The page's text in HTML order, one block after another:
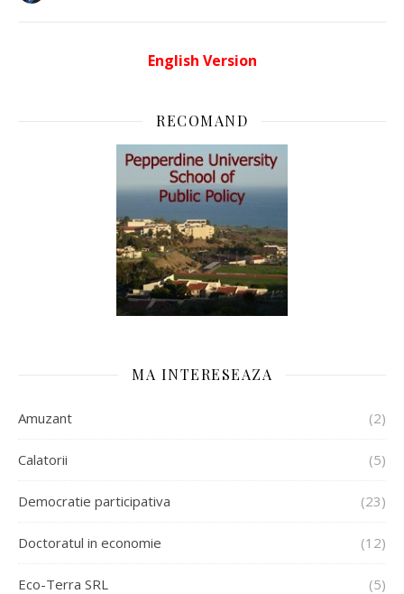
English Version
RECOMAND
MA INTERESEAZA
Amuzant (2)
Calatorii (5)
Democratie participativa (23)
Doctoratul in economie (12)
Eco-Terra SRL (5)